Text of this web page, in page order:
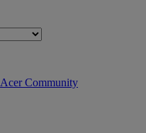
Acer Community